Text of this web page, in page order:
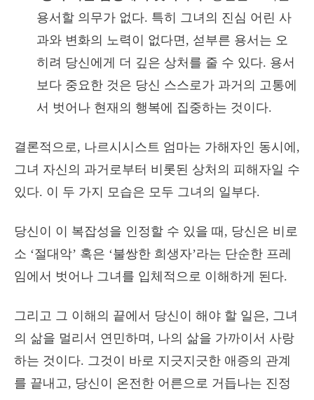
용서할 의무가 없다. 특히 그녀의 진심 어린 사
과와 변화의 노력이 없다면, 섣부른 용서는 오
히려 당신에게 더 깊은 상처를 줄 수 있다. 용서
보다 중요한 것은 당신 스스로가 과거의 고통에
서 벗어나 현재의 행복에 집중하는 것이다.
결론적으로, 나르시시스트 엄마는 가해자인 동시에,
그녀 자신의 과거로부터 비롯된 상처의 피해자일 수
있다. 이 두 가지 모습은 모두 그녀의 일부다.
당신이 이 복잡성을 인정할 수 있을 때, 당신은 비로
소 ‘절대악’ 혹은 ‘불쌍한 희생자’라는 단순한 프레
임에서 벗어나 그녀를 입체적으로 이해하게 된다.
그리고 그 이해의 끝에서 당신이 해야 할 일은, 그녀
의 삶을 멀리서 연민하며, 나의 삶을 가까이서 사랑
하는 것이다. 그것이 바로 지긋지긋한 애증의 관계
를 끝내고, 당신이 온전한 어른으로 거듭나는 진정